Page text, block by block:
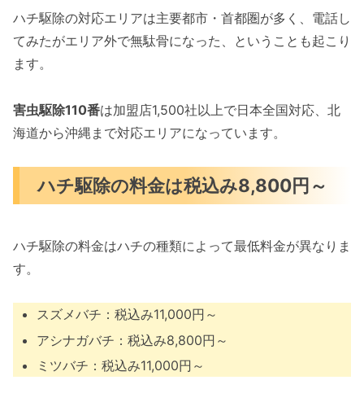
ハチ駆除の対応エリアは主要都市・首都圏が多く、電話し
てみたがエリア外で無駄骨になった、ということも起こり
ます。
害虫駆除110番は加盟店1,500社以上で日本全国対応、北
海道から沖縄まで対応エリアになっています。
ハチ駆除の料金は税込み8,800円～
ハチ駆除の料金はハチの種類によって最低料金が異なりま
す。
スズメバチ：税込み11,000円～
アシナガバチ：税込み8,800円～
ミツバチ：税込み11,000円～